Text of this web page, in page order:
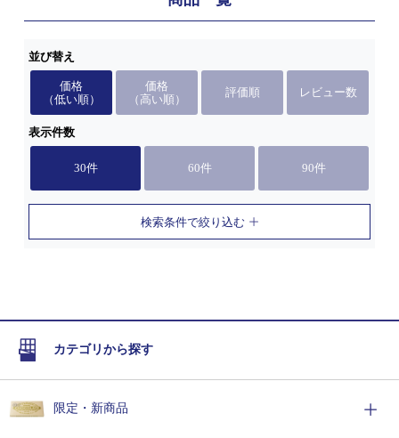
並び替え
価格
（低い順）
価格
（高い順）
評価順 レビュー数
表示件数
30件 60件 90件
検索条件で絞り込む
カテゴリから探す
限定・新商品